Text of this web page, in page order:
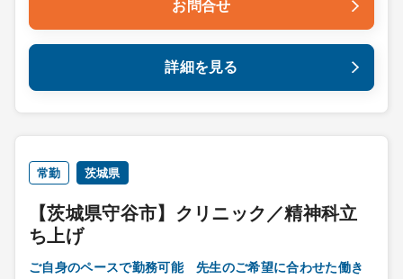
お問合せ
詳細を見る
常勤 茨城県
【茨城県守谷市】クリニック／精神科立
ち上げ
ご自身のペースで勤務可能 先生のご希望に合わせた働き